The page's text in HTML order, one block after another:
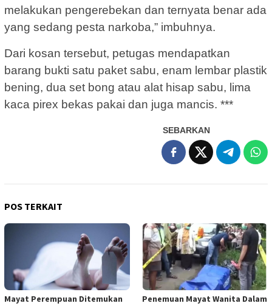
melakukan pengerebekan dan ternyata benar ada
yang sedang pesta narkoba,” imbuhnya.
Dari kosan tersebut, petugas mendapatkan
barang bukti satu paket sabu, enam lembar plastik
bening, dua set bong atau alat hisap sabu, lima
kaca pirex bekas pakai dan juga mancis. ***
SEBARKAN
POS TERKAIT
Mayat Perempuan Ditemukan
Penemuan Mayat Wanita Dalam